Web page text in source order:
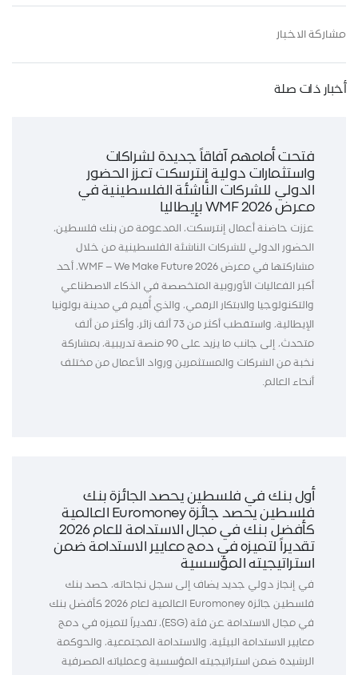
مشاركة الاخبار
أخبار ذات صلة
فتحت أمامهم آفاقاً جديدة لشراكات
واستثمارات دولية إنترسكت تعزز الحضور
الدولي للشركات الناشئة الفلسطينية في
معرض WMF 2026 بإيطاليا
عززت حاضنة أعمال إنترسكت، المدعومة من بنك فلسطين،
الحضور الدولي للشركات الناشئة الفلسطينية من خلال
مشاركتها في معرض WMF – We Make Future 2026، أحد
أكبر الفعاليات الأوروبية المتخصصة في الذكاء الاصطناعي
والتكنولوجيا والابتكار الرقمي، والذي أُقيم في مدينة بولونيا
الإيطالية، واستقطب أكثر من 73 ألف زائر، وأكثر من ألف
متحدث، إلى جانب ما يزيد على 90 منصة تدريبية، بمشاركة
نخبة من الشركات والمستثمرين ورواد الأعمال من مختلف
أنحاء العالم.
أول بنك في فلسطين يحصد الجائزة بنك
فلسطين يحصد جائزة Euromoney العالمية
كأفضل بنك في مجال الاستدامة للعام 2026
تقديراً لتميزه في دمج معايير الاستدامة ضمن
استراتيجيته المؤسسية
في إنجاز دولي جديد يضاف إلى سجل نجاحاته، حصد بنك
فلسطين جائزة Euromoney العالمية لعام 2026 كأفضل بنك
في مجال الاستدامة عن فئة (ESG)، تقديراً لتميزه في دمج
معايير الاستدامة البيئية، والاستدامة المجتمعية، والحوكمة
الرشيدة ضمن استراتيجيته المؤسسية وعملياته المصرفية